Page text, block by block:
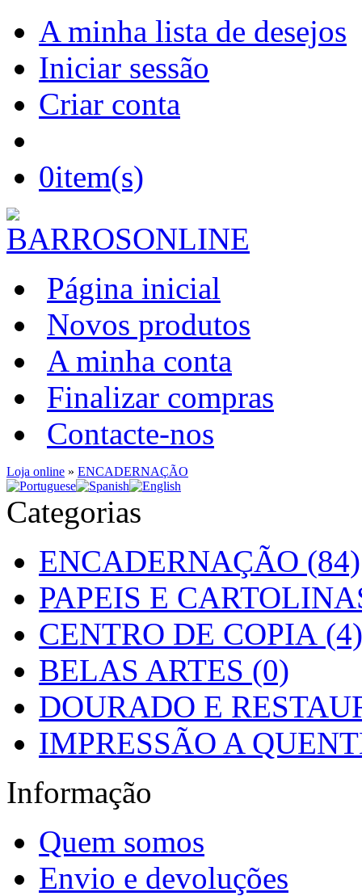
A minha lista de desejos
Iniciar sessão
Criar conta
0item(s)
Página inicial
Novos produtos
A minha conta
Finalizar compras
Contacte-nos
Loja online » ENCADERNAÇÃO
Categorias
ENCADERNAÇÃO (84)
PAPEIS E
CENTRO DE COPIA (4)
BELAS ARTES (0)
DOURADO E
IMPRESSÃO A
Informação
Quem somos
Envio e devoluções